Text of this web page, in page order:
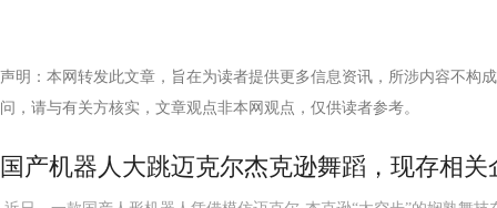
声明：本网转发此文章，旨在为读者提供更多信息资讯，所涉内容不构
问，请与有关方核实，文章观点非本网观点，仅供读者参考。
国产机器人大跳迈克尔杰克逊舞蹈，现存相关